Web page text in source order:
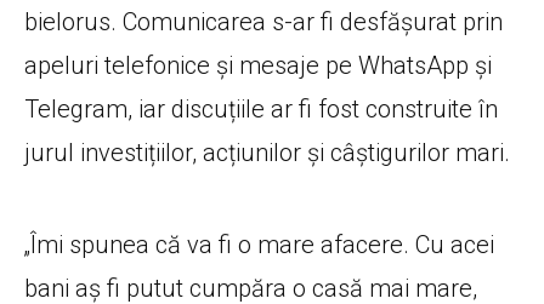
bielorus. Comunicarea s-ar fi desfășurat prin
apeluri telefonice și mesaje pe WhatsApp și
Telegram, iar discuțiile ar fi fost construite în
jurul investițiilor, acțiunilor și câștigurilor mari.
„Îmi spunea că va fi o mare afacere. Cu acei
bani aș fi putut cumpăra o casă mai mare,